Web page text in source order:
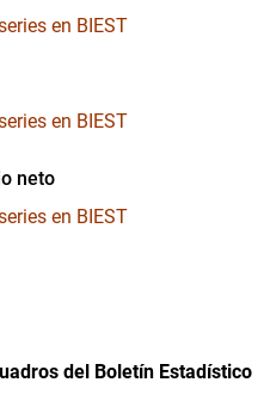
Excel
CSV
Excel
CSV
en BIEST
Excel
CSV
en BIEST
neto
Excel
CSV
en BIEST
del Boletín Estadístico